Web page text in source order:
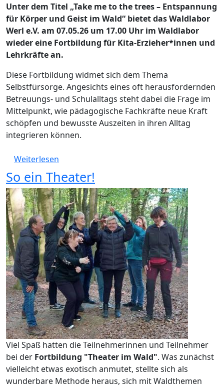
Unter dem Titel „Take me to the trees – Entspannung
für Körper und Geist im Wald“ bietet das Waldlabor
Werl e.V. am 07.05.26 um 17.00 Uhr im Waldlabor
wieder eine Fortbildung für Kita-Erzieher*innen und
Lehrkräfte an.
Diese Fortbildung widmet sich dem Thema
Selbstfürsorge. Angesichts eines oft herausfordernden
Betreuungs- und Schulalltags steht dabei die Frage im
Mittelpunkt, wie pädagogische Fachkräfte neue Kraft
schöpfen und bewusste Auszeiten in ihren Alltag
integrieren können.
Weiterlesen
So ein Theater!
Viel Spaß hatten die Teilnehmerinnen und Teilnehmer
bei der Fortbildung "Theater im Wald". Was zunächst
vielleicht etwas exotisch anmutet, stellte sich als
wunderbare Methode heraus, sich mit Waldthemen